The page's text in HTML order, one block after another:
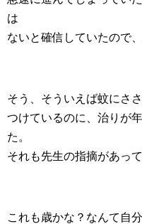
は
ないと確信していたので
そう、そういえば蚊にさ
つけているのに、治りが
た。
それも先生の指摘があっ
これも歳かな？なんて自